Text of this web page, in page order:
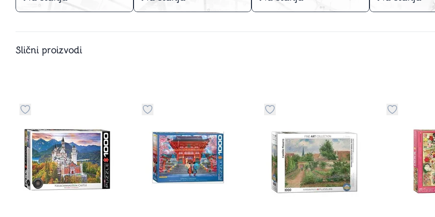
Slični proizvodi
Dugme za dodavanje stvari u kategoriju omiljenoDugme za dodavanje stvari u kategoriju omiljenoDugme za dodavanje stvari u kategoriju omiljeno
Dugme za